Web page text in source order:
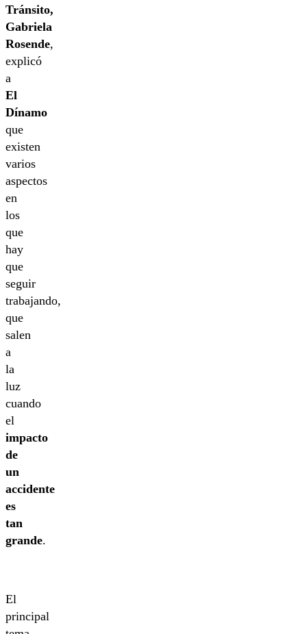
Tránsito,
Gabriela
Rosende,
explicó
a
El
Dínamo
que
existen
varios
aspectos
en
los
que
hay
que
seguir
trabajando,
que
salen
a
la
luz
cuando
el
impacto
de
un
accidente
es
tan
grande.
El
principal